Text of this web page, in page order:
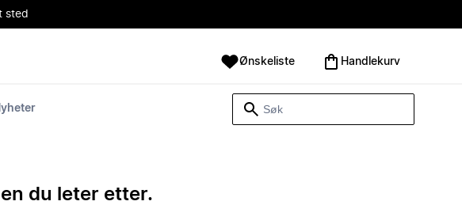
sted
Ønskeliste Handlekurv
du leter etter.